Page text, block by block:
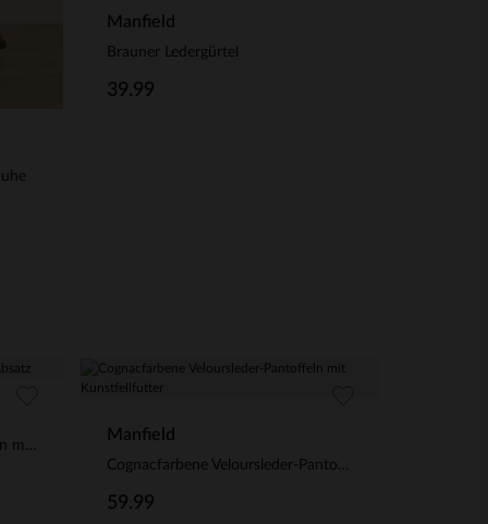
Manfield
Brauner Ledergürtel
39.99
Cognacfarbene Lederstiefeletten mit Absatz
Manfield
Cognacfarbene Veloursleder-Pantoffeln mit Kunstfellfutter
59.99